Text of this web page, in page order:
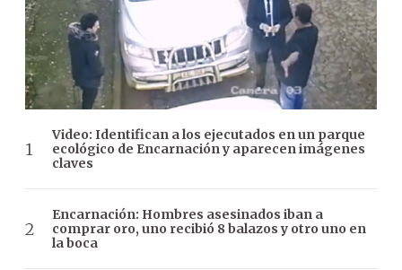
Video: Identifican a los ejecutados en un parque
ecológico de Encarnación y aparecen imágenes
claves
Encarnación: Hombres asesinados iban a
comprar oro, uno recibió 8 balazos y otro uno en
la boca